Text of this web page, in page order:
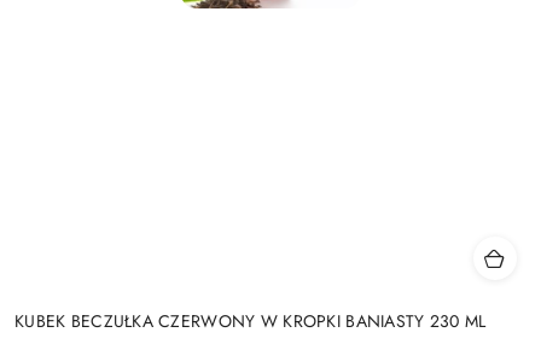
KUBEK BECZUŁKA CZERWONY W KROPKI BANIASTY 230 ML